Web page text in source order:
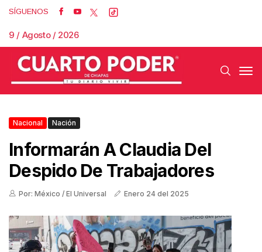
SÍGUENOS
9 / Agosto / 2026
Nacional Nación
Informarán A Claudia Del
Despido De Trabajadores
Por: México / El Universal Enero 24 del 2025